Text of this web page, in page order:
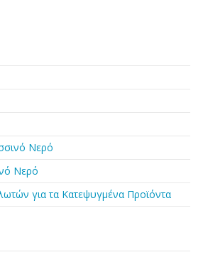
Νερό
Νερό
για τα Κατεψυγμένα Προϊόντα